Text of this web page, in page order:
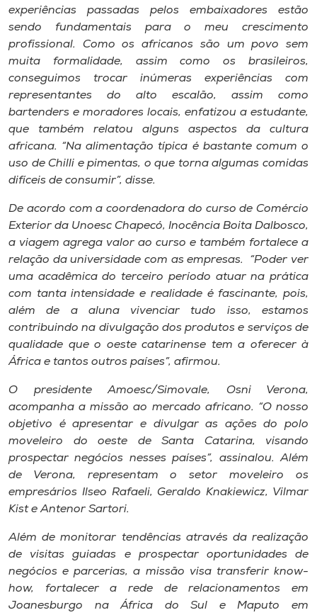
experiências passadas pelos embaixadores estão
sendo fundamentais para o meu crescimento
profissional. Como os africanos são um povo sem
muita formalidade, assim como os brasileiros,
conseguimos trocar inúmeras experiências com
representantes do alto escalão, assim como
bartenders e moradores locais, enfatizou a estudante,
que também relatou alguns aspectos da cultura
africana. “Na alimentação típica é bastante comum o
uso de Chilli e pimentas, o que torna algumas comidas
difíceis de consumir”, disse.
De acordo com a coordenadora do curso de Comércio
Exterior da Unoesc Chapecó, Inocência Boita Dalbosco,
a viagem agrega valor ao curso e também fortalece a
relação da universidade com as empresas. “Poder ver
uma acadêmica do terceiro período atuar na prática
com tanta intensidade e realidade é fascinante, pois,
além de a aluna vivenciar tudo isso, estamos
contribuindo na divulgação dos produtos e serviços de
qualidade que o oeste catarinense tem a oferecer à
África e tantos outros países”, afirmou.
O presidente Amoesc/Simovale, Osni Verona,
acompanha a missão ao mercado africano. “O nosso
objetivo é apresentar e divulgar as ações do polo
moveleiro do oeste de Santa Catarina, visando
prospectar negócios nesses países”, assinalou. Além
de Verona, representam o setor moveleiro os
empresários Ilseo Rafaeli, Geraldo Knakiewicz, Vilmar
Kist e Antenor Sartori.
Além de monitorar tendências através da realização
de visitas guiadas e prospectar oportunidades de
negócios e parcerias, a missão visa transferir know-
how, fortalecer a rede de relacionamentos em
Joanesburgo na África do Sul e Maputo em